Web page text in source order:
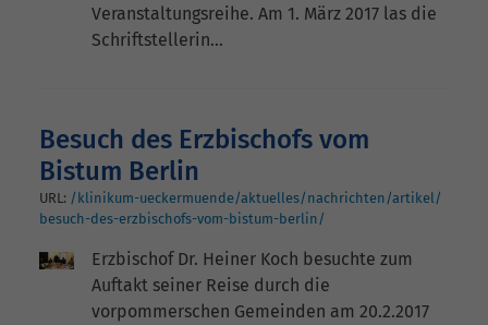
Veranstaltungsreihe. Am 1. März 2017 las die
Schriftstellerin…
Besuch des Erzbischofs vom
Bistum Berlin
URL: /klinikum-ueckermuende/aktuelles/nachrichten/artikel/
besuch-des-erzbischofs-vom-bistum-berlin/
Erzbischof Dr. Heiner Koch besuchte zum
Auftakt seiner Reise durch die
vorpommerschen Gemeinden am 20.2.2017